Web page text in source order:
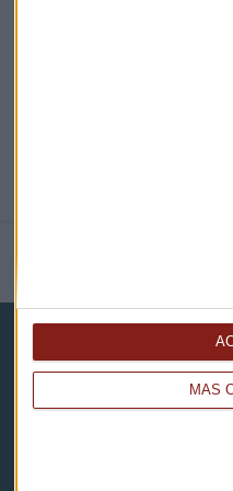
MÁS
NOTICIAS